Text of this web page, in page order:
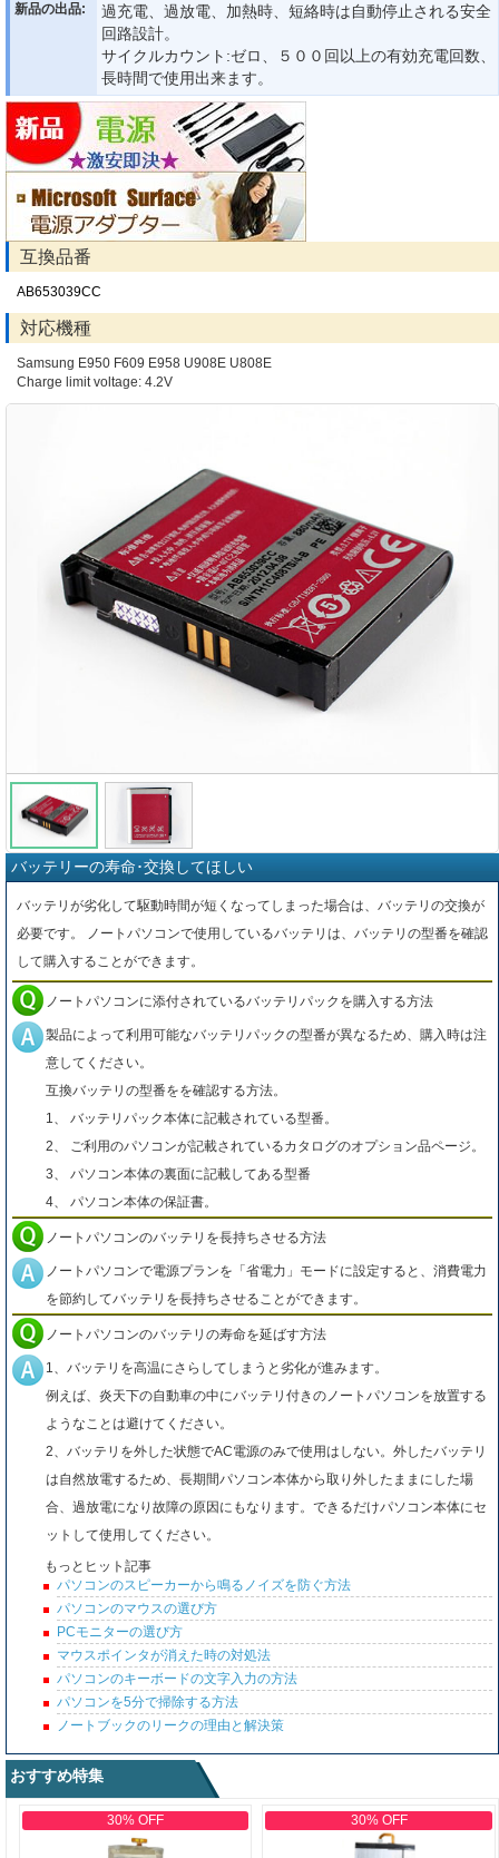
新品の出品:
過充電、過放電、加熱時、短絡時は自動停止される安全
回路設計。
サイクルカウント:ゼロ、５００回以上の有効充電回数、
長時間で使用出来ます。
互換品番
AB653039CC
対応機種
Samsung E950 F609 E958 U908E U808E
Charge limit voltage: 4.2V
バッテリーの寿命･交換してほしい
バッテリが劣化して駆動時間が短くなってしまった場合は、バッテリの交換が
必要です。 ノートパソコンで使用しているバッテリは、バッテリの型番を確認
して購入することができます。
ノートパソコンに添付されているバッテリパックを購入する方法
製品によって利用可能なバッテリパックの型番が異なるため、購入時は注
意してください。
互換バッテリの型番をを確認する方法。
1、 バッテリパック本体に記載されている型番。
2、 ご利用のパソコンが記載されているカタログのオプション品ページ。
3、 パソコン本体の裏面に記載してある型番
4、 パソコン本体の保証書。
ノートパソコンのバッテリを長持ちさせる方法
ノートパソコンで電源プランを「省電力」モードに設定すると、消費電力
を節約してバッテリを長持ちさせることができます。
ノートパソコンのバッテリの寿命を延ばす方法
1、バッテリを高温にさらしてしまうと劣化が進みます。
例えば、炎天下の自動車の中にバッテリ付きのノートパソコンを放置する
ようなことは避けてください。
2、バッテリを外した状態でAC電源のみで使用はしない。外したバッテリ
は自然放電するため、長期間パソコン本体から取り外したままにした場
合、過放電になり故障の原因にもなります。できるだけパソコン本体にセ
ットして使用してください。
もっとヒット記事
パソコンのスピーカーから鳴るノイズを防ぐ方法
パソコンのマウスの選び方
PCモニターの選び方
マウスポインタが消えた時の対処法
パソコンのキーボードの文字入力の方法
パソコンを5分で掃除する方法
ノートブックのリークの理由と解決策
おすすめ特集
30% OFF 30% OFF